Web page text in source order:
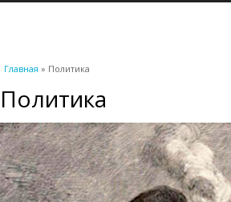
Вы здесь
Главная » Политика
Политика